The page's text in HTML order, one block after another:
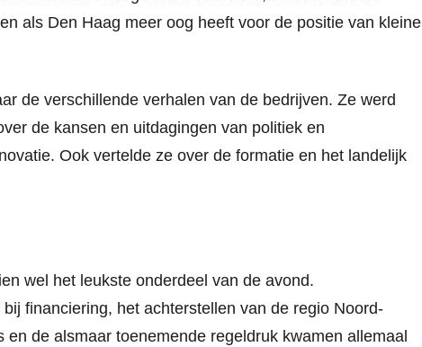
als Den Haag meer oog heeft voor de positie van kleine
de verschillende verhalen van de bedrijven. Ze werd
de kansen en uitdagingen van politiek en
Ook vertelde ze over de formatie en het landelijk
wel het leukste onderdeel van de avond.
financiering, het achterstellen van de regio Noord-
de alsmaar toenemende regeldruk kwamen allemaal